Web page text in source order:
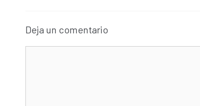
Deja un comentario